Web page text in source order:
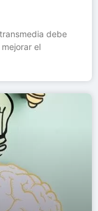
debe
el